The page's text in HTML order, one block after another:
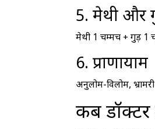
5. मेथी और
मेथी 1 चम्मच + गुड़ 1
6. प्राणायाम
अनुलोम-विलोम,
कब